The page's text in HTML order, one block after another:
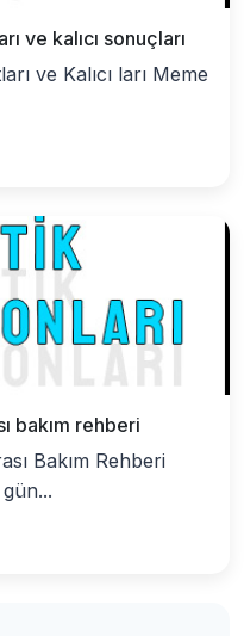
ve kalıcı sonuçları
ve Kalıcı ları Meme
bakım rehberi
Bakım Rehberi